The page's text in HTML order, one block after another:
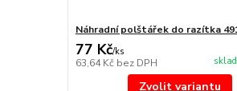
Náhradní polštářek do razítka
77 Kč/ks
63,64 Kč bez DPH
Zvolit variantu